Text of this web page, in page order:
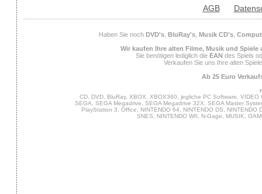
AGB
Haben Sie noch DVD's, BluRay's, Musik CD's,
Wir kaufen Ihre alten Filme, Musik und Spiele
Sie benötigen lediglich die EAN des Spiels
Verkaufen Sie uns Ihre alten
Ab 25 Euro
CD, DVD, BluRay, XBOX, XBOX360, jegliche PC Software,
SEGA, SEGA Megadrive, SEGA Megadrive 32X, SEGA Master
PlayStation 3, Office, NINTENDO 64, NINTENDO DS,
SNES, NINTENDO WII, N-Gage, MUSIK,